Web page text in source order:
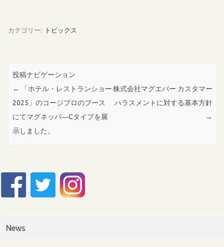
カテゴリー: トピックス
投稿ナビゲーション
←
「ホテル・レストランショー
2025」のコージプロのブース
にてマグネッパ―Cタイプを展
示しました。
株式会社マグエバー カスタマー
ハラスメントに対する基本方針
→
News